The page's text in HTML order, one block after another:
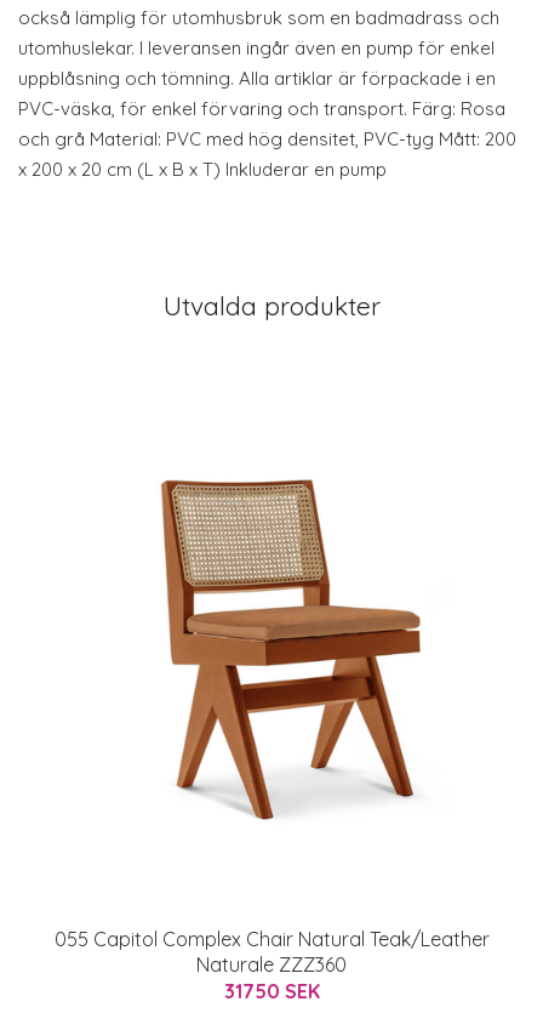
också lämplig för utomhusbruk som en badmadrass och
utomhuslekar. I leveransen ingår även en pump för enkel
uppblåsning och tömning. Alla artiklar är förpackade i en
PVC-väska, för enkel förvaring och transport. Färg: Rosa
och grå Material: PVC med hög densitet, PVC-tyg Mått: 200
x 200 x 20 cm (L x B x T) Inkluderar en pump
Utvalda produkter
055 Capitol Complex Chair Natural Teak/Leather
Naturale ZZZ360
31750 SEK